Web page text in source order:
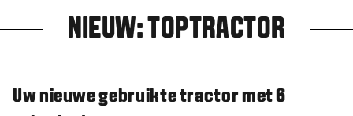
NIEUW: TOPTRACTOR
Uw nieuwe gebruikte tractor met 6